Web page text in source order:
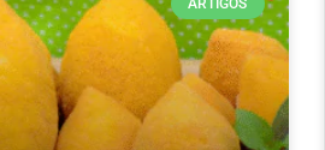
ARTIGOS